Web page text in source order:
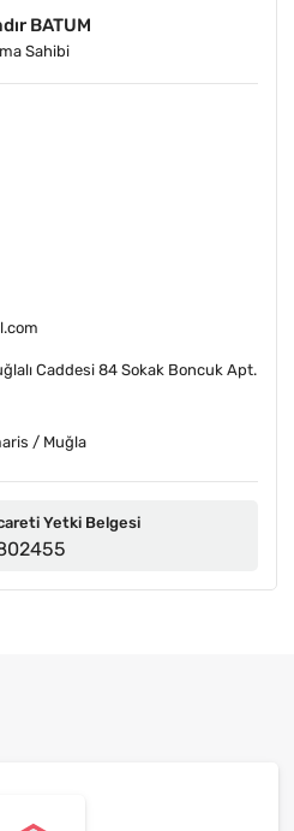
BATUM
Sahibi
Caddesi 84 Sokak Boncuk Apt.
/ Muğla
Yetki Belgesi